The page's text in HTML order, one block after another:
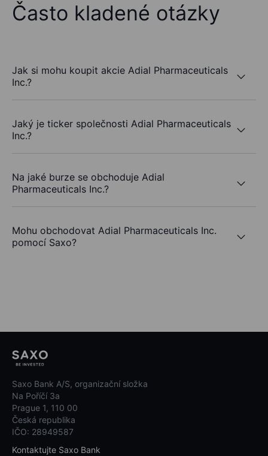
Často kladené otázky
Jak si mohu koupit akcie Adial Pharmaceuticals
Inc.?
Jaký je ticker společnosti Adial Pharmaceuticals
Inc.?
Na jaké burze se obchoduje Adial
Pharmaceuticals Inc.?
Mohu obchodovat Adial Pharmaceuticals Inc.
pomocí Saxo?
Saxo Bank A/S, organizační složka
Na Poříčí 3a
Prague 1, 110 00
Česká republika
IČO: 28949587
Kontaktujte Saxo Bank